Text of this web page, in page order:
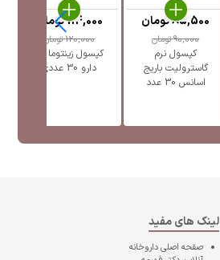
کپسول نرم
گاسترولیت باریج
اسانس 30 عدد
90,000تومان
85,500تومان
کپسول زینتوما گل
دارو 30 عددی
120,000تومان
114,000تومان
لینک های مفید
صفحه اصلیداروخانه